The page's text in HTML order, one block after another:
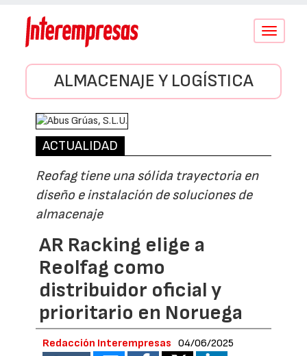
Conmutar
ALMACENAJE Y LOGÍSTICA
ACTUALIDAD
Reofag tiene una sólida trayectoria en
diseño e instalación de soluciones de
almacenaje
AR Racking elige a
Reolfag como
distribuidor oficial y
prioritario en Noruega
Redacción Interempresas 04/06/2025